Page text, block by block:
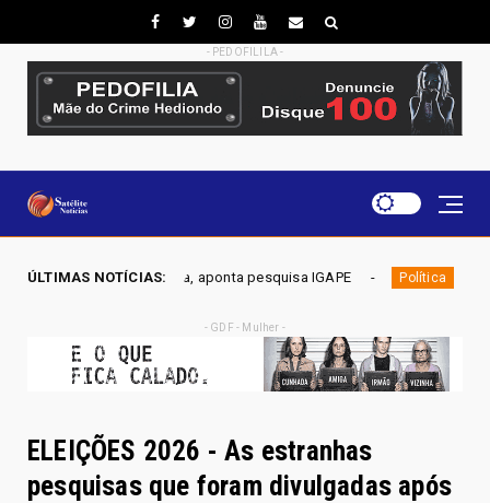
- PEDOFILILA -
ÚLTIMAS NOTÍCIAS:
aponta pesquisa IGAPE Política ELEIÇÕES DF 2026 -
- GDF - Mulher -
ELEIÇÕES 2026 - As estranhas
pesquisas que foram divulgadas após